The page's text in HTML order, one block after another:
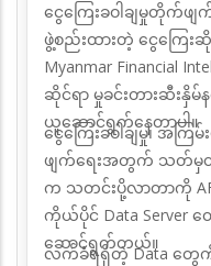
ငွေကြေးခဝါချမှုတိုက်ဖ
ဖွဲ့စည်းထားတဲ့ ငွေကြေး
Myanmar Financial
ဆိုင်ရာ မှုခင်းတားဆီးနှိမ်
ယူဆောင်ရွက်နေတာပါ။
ငွေကြေးခဝါချမှု၊ အက
ဖျက်ရေးအတွက် သတ်မှ
က သတင်းပို့လာတာကို
ကိုယ်ပိုင် Data Server
ဆောင်ရွက်တယ်။
လက်ခံရရှိတဲ့ Data တွေ